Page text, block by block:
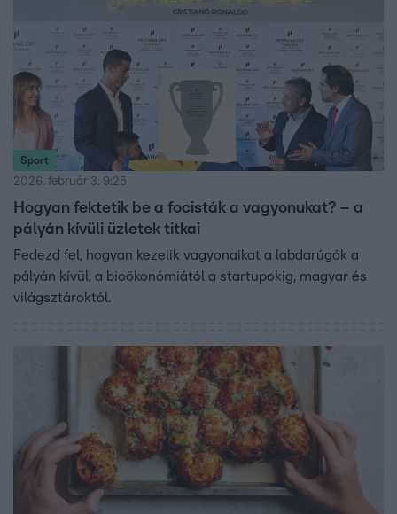
Sport
2026. február 3. 9:25
Hogyan fektetik be a focisták a vagyonukat? – a
pályán kívüli üzletek titkai
Fedezd fel, hogyan kezelik vagyonaikat a labdarúgók a
pályán kívül, a bioökonómiától a startupokig, magyar és
világsztároktól.